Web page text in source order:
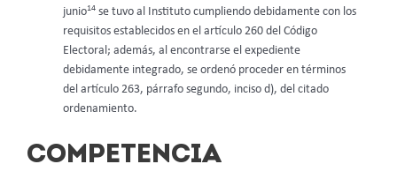
junio14se tuvo al Instituto cumpliendo debidamente con los
requisitos establecidos en el artículo 260 del Código
Electoral; además, al encontrarse el expediente
debidamente integrado, se ordenó proceder en términos
del artículo 263, párrafo segundo, inciso d), del citado
ordenamiento.
COMPETENCIA